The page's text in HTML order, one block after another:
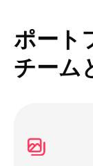
ポート
チーム